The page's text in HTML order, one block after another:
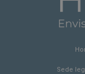
Sede